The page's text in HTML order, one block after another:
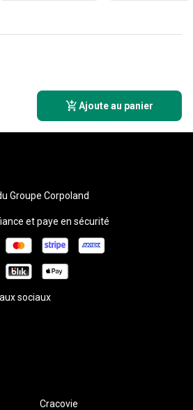
Ajoute au panier
Groupe Corpoland
et paye en sécurité
sociaux
Cracovie